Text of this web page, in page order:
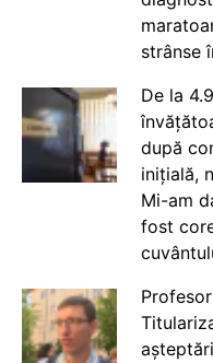
strânse
De la
după
inițială,
Mi-am
fost